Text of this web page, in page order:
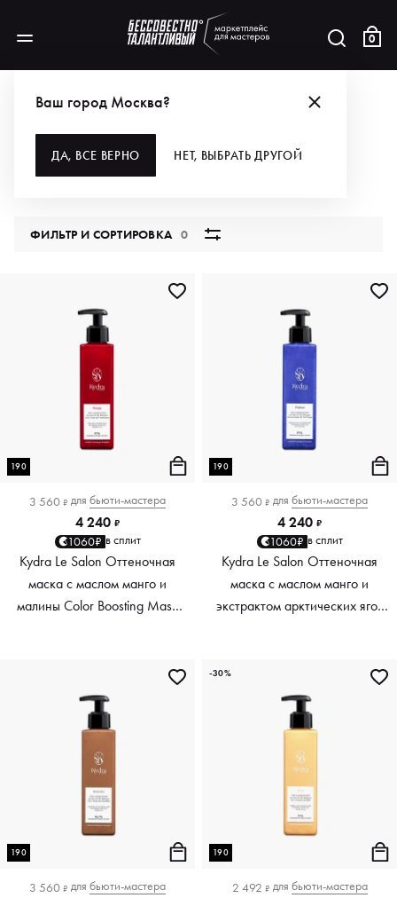
0
Ваш город Москва?
ДА, ВСЕ ВЕРНО НЕТ, ВЫБРАТЬ ДРУГОЙ
ВСЕ КАТЕГОРИИ
ФИЛЬТР И СОРТИРОВКА0
190
3 560 ₽ для бьюти-мастера
4 240 ₽
1060₽ в сплит
Kydra Le Salon Оттеночная
маска с маслом манго и
малины Color Boosting Mask
190
3 560 ₽ для бьюти-мастера
4 240 ₽
1060₽ в сплит
Kydra Le Salon Оттеночная
маска с маслом манго и
экстрактом арктических ягод
190
3 560 ₽ для бьюти-мастера
190
2 492 ₽ для бьюти-мастера
-30%